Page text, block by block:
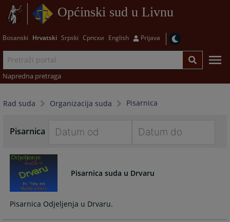
Općinski sud u Livnu
Bosanski Hrvatski Srpski Српски English Prijava
Napredna pretraga
Rad suda Organizacija suda Pisarnica
Pisarnica
with
the
to
Pisarnica suda u Drvaru
Pisarnica Odjeljenja u Drvaru.